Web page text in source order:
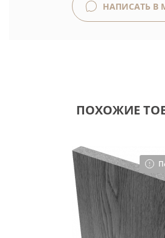
НАПИСАТЬ В
ПОХОЖИЕ